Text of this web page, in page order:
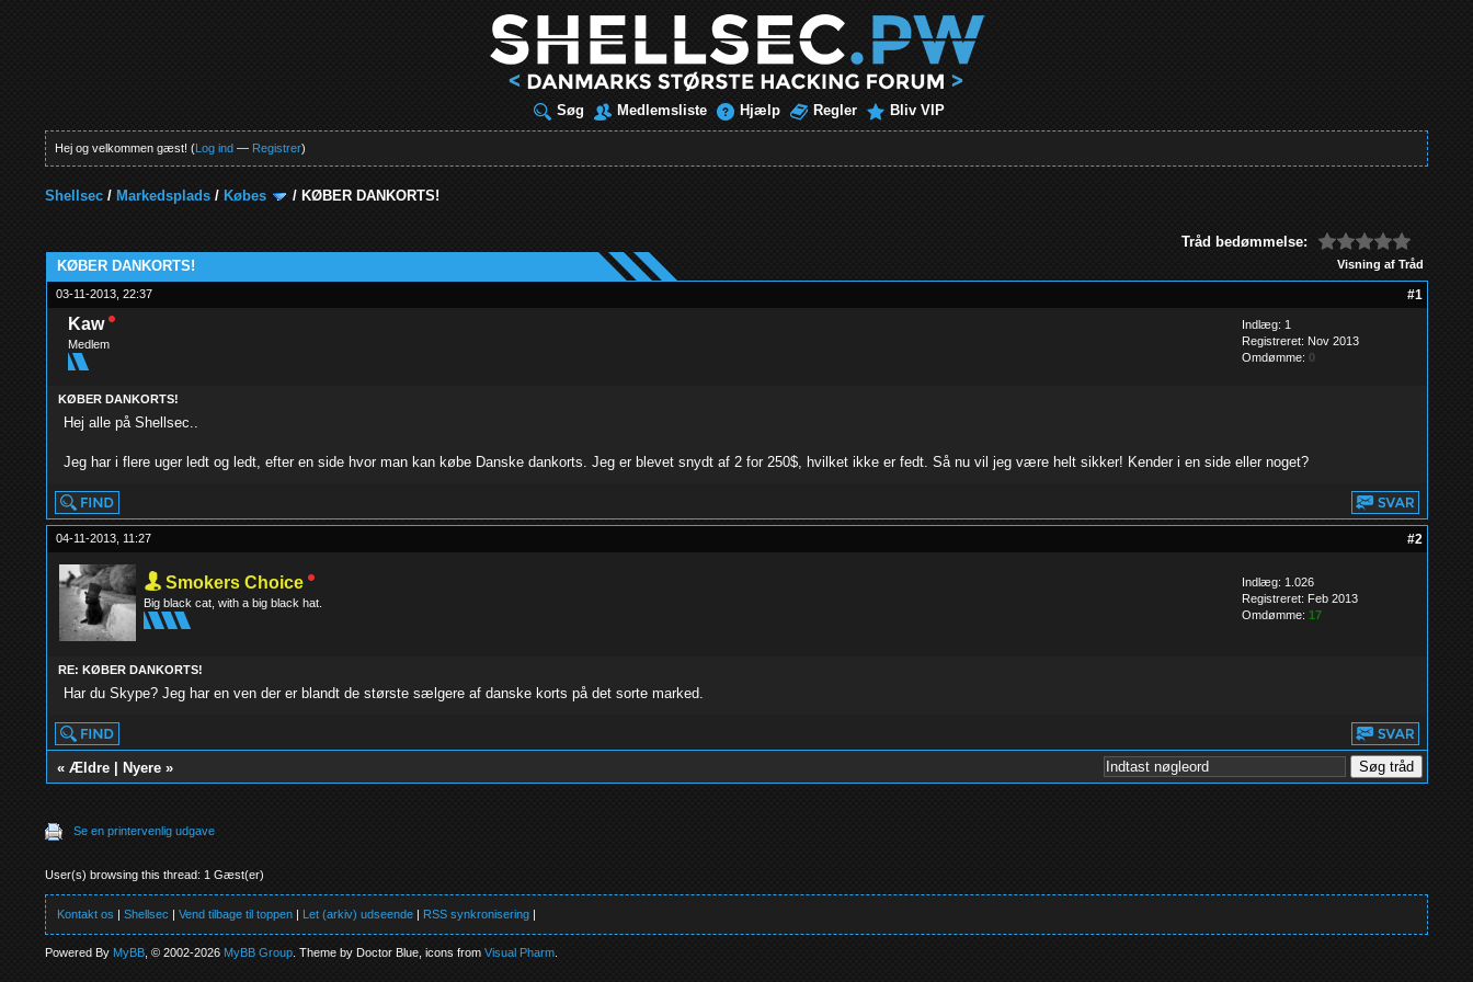
Søg Medlemsliste Hjælp Regler Bliv VIP
Hej og velkommen gæst! (Log ind — Registrer)
Shellsec / Markedsplads / Købes / KØBER DANKORTS!
Tråd bedømmelse:
Visning af Tråd
KØBER DANKORTS!
03-11-2013, 22:37 #1
Kaw
Medlem
Indlæg: 1
Registreret: Nov 2013
Omdømme: 0
KØBER DANKORTS!
Hej alle på Shellsec..
Jeg har i flere uger ledt og ledt, efter en side hvor man kan købe Danske dankorts. Jeg er blevet snydt af 2 for 250$, hvilket ikke er fedt. Så nu vil jeg være helt sikker! Kender i en side eller noget?
04-11-2013, 11:27 #2
Smokers Choice
Big black cat, with a big black hat.
Indlæg: 1.026
Registreret: Feb 2013
Omdømme: 17
RE: KØBER DANKORTS!
Har du Skype? Jeg har en ven der er blandt de største sælgere af danske korts på det sorte marked.
« Ældre| Nyere»
Se en printervenlig udgave
User(s) browsing this thread: 1 Gæst(er)
Kontakt os |Shellsec |Vend tilbage til toppen | Let (arkiv) udseende | RSS synkronisering |
Powered By MyBB , © 2002-2026 MyBB Group . Theme by Doctor Blue, icons fromVisual Pharm